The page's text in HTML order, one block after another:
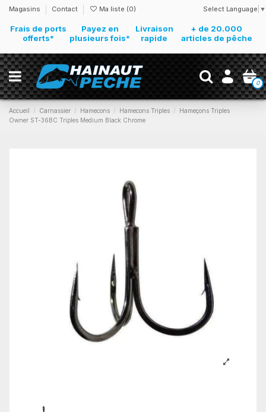
Magasins Contact Ma liste (0) Select Language ▼
Frais de ports
offerts*
Payez en
plusieurs fois*
Livraison
rapide
+ de 20.000
articles de pêche
0
Accueil Carnassier Hamecons Hamecons Triples
Hameçons Triples
Owner ST-36BC Triples Medium Black Chrome